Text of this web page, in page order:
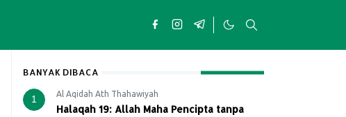
BANYAK DIBACA
1 Al Aqidah Ath Thahawiyah
Halaqah 19: Allah Maha Pencipta tanpa